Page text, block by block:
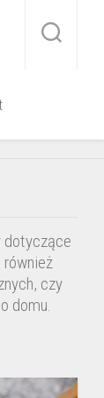
dotyczące
również
czy
domu.